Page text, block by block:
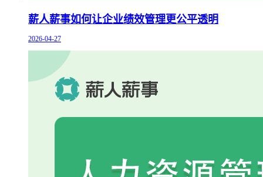
薪人薪事如何让企业绩效管理更公平透明
2026-04-27